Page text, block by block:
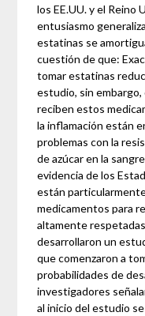
los EE.UU. y el Reino
entusiasmo
estatinas se
cuestión de que:
tomar estatinas
estudio, sin
reciben estos
la inflamación están
problemas con la
de azúcar en la
evidencia de los
están
medicamentos para
altamente
desarrollaron un
que comenzaron a
probabilidades de
investigadores
al inicio del estudio